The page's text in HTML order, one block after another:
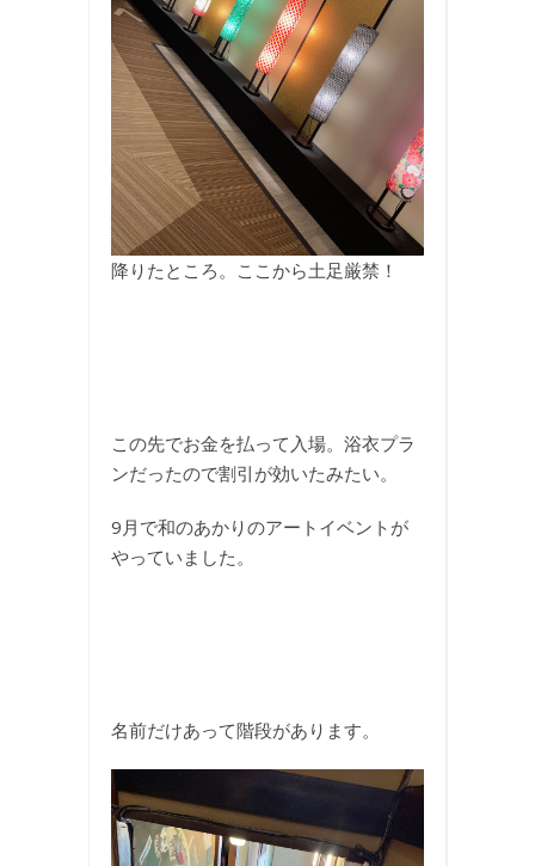
降りたところ。ここから土足厳禁！
この先でお金を払って入場。浴衣プラ
ンだったので割引が効いたみたい。
9月で和のあかりのアートイベントが
やっていました。
名前だけあって階段があります。